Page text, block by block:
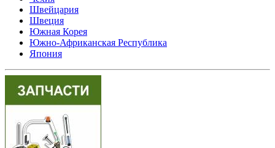
Швейцария
Швеция
Южная Корея
Южно-Африканская Республика
Япония